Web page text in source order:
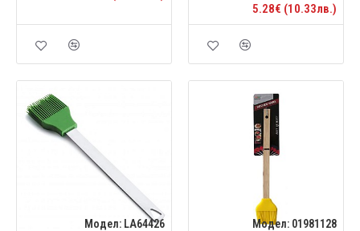
5.28€ (10.33лв.)
Модел: LA64426
Модел: 01981128